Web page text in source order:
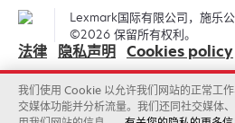
中
打
开
签
页
中
打
开
页
中
打
开
Lexmark国际有限公司，施乐
©2026 保留所有权利。
法律 隐私声明 Cookies policy
我们使用 Cookie 以允许我们网站的正常工
交媒体功能并分析流量。我们还同社交媒体